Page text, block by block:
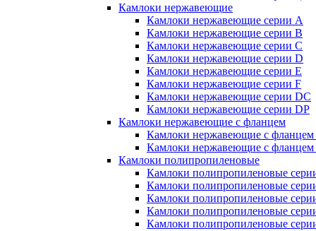
Камлоки нержавеющие
Камлоки нержавеющие серии А
Камлоки нержавеющие серии В
Камлоки нержавеющие серии C
Камлоки нержавеющие серии D
Камлоки нержавеющие серии E
Камлоки нержавеющие серии F
Камлоки нержавеющие серии DC
Камлоки нержавеющие серии DP
Камлоки нержавеющие с фланцем
Камлоки нержавеющие с фланцем
Камлоки нержавеющие с фланцем
Камлоки полипропиленовые
Камлоки полипропиленовые
Камлоки полипропиленовые
Камлоки полипропиленовые
Камлоки полипропиленовые
Камлоки полипропиленовые